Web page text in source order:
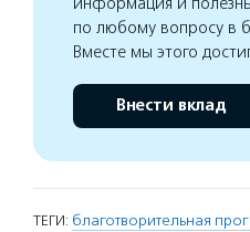
по любому вопросу в
Вместе мы этого
Внести вклад
ТЕГИ: благотворительная